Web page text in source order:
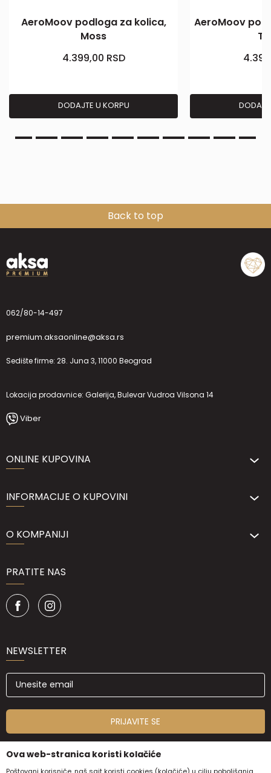
AeroMoov podloga za kolica,
Moss
4.399,00 RSD
DODAJTE U KORPU
AeroMoov
Back to top
062/80-14-497
premium.aksaonline@aksa.rs
Sedište firme: 28. Juna 3, 11000 Beograd
Lokacija prodavnice: Galerija, Bulevar Vudroa Vilsona 14
Viber
ONLINE KUPOVINA
INFORMACIJE O KUPOVINI
O KOMPANIJI
PRATITE NAS
NEWSLETTER
PRIJAVITE SE
Ova web-stranica koristi kolačiće